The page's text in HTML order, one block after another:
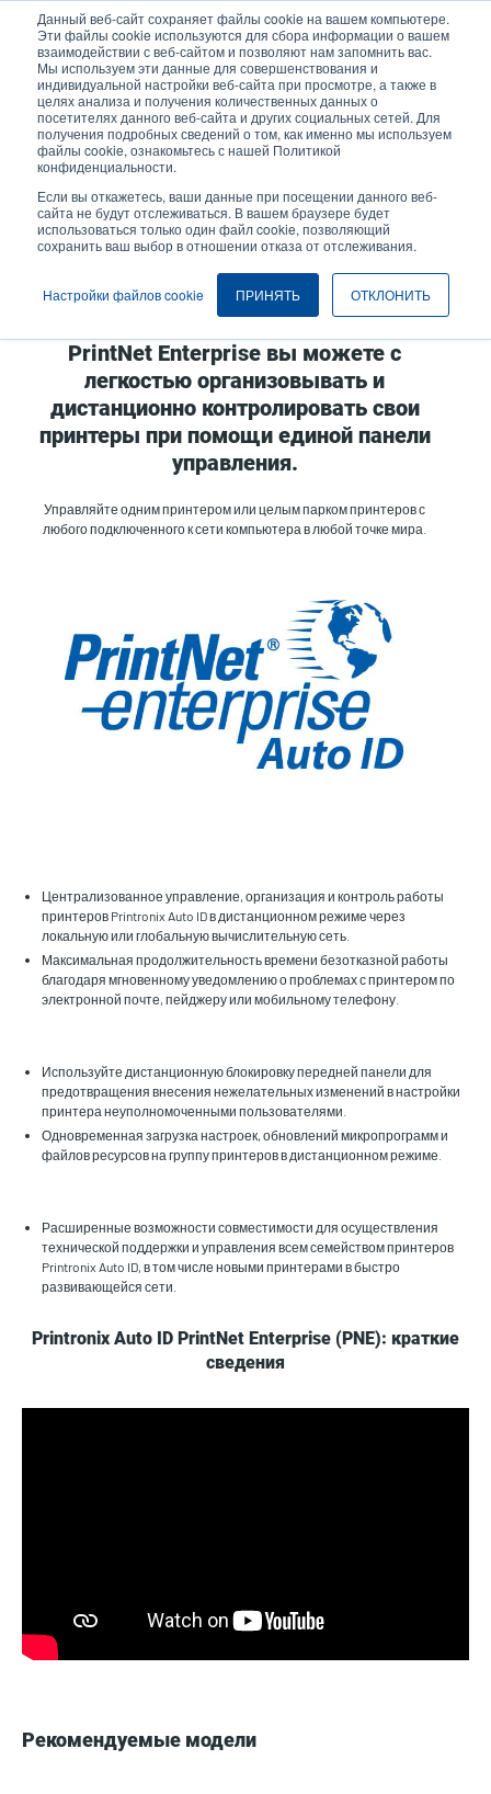
Данный веб-сайт сохраняет файлы cookie на вашем компьютере.
Эти файлы cookie используются для сбора информации о вашем
взаимодействии с веб-сайтом и позволяют нам запомнить вас.
Мы используем эти данные для совершенствования и
индивидуальной настройки веб-сайта при просмотре, а также в
целях анализа и получения количественных данных о
посетителях данного веб-сайта и других социальных сетей. Для
получения подробных сведений о том, как именно мы используем
файлы cookie, ознакомьтесь с нашей Политикой
конфиденциальности.
Если вы откажетесь, ваши данные при посещении данного веб-
сайта не будут отслеживаться. В вашем браузере будет
использоваться только один файл cookie, позволяющий
сохранить ваш выбор в отношении отказа от отслеживания.
Настройки файлов cookie ПРИНЯТЬ ОТКЛОНИТЬ
основному
содержанию
User
account
menu
User
Header
Селектор изделий
Связаться с отделом продаж
PrintNet Enterprise
С помощью нашей эксклюзивной
утилиты для управления принтерами
PrintNet Enterprise вы можете с
легкостью организовывать и
дистанционно контролировать свои
принтеры при помощи единой панели
управления.
Управляйте одним принтером или целым парком принтеров с
любого подключенного к сети компьютера в любой точке мира.
Централизованное управление, организация и контроль работы
принтеров Printronix Auto ID в дистанционном режиме через
локальную или глобальную вычислительную сеть.
Максимальная продолжительность времени безотказной работы
благодаря мгновенному уведомлению о проблемах с принтером по
электронной почте, пейджеру или мобильному телефону.
Используйте дистанционную блокировку передней панели для
предотвращения внесения нежелательных изменений в настройки
принтера неуполномоченными пользователями.
Одновременная загрузка настроек, обновлений микропрограмм и
файлов ресурсов на группу принтеров в дистанционном режиме.
Расширенные возможности совместимости для осуществления
технической поддержки и управления всем семейством принтеров
Printronix Auto ID, в том числе новыми принтерами в быстро
развивающейся сети.
Printronix Auto ID PrintNet Enterprise (PNE): краткие
сведения
Рекомендуемые модели